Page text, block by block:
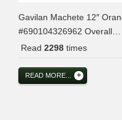
Gavilan Machete 12″
#690104326962 Overall…
Read 2298 times
READ MORE...